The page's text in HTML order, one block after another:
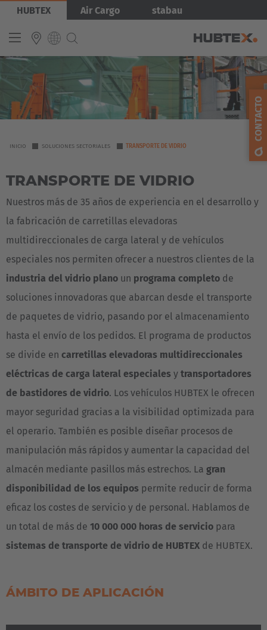
Pasar
contenido
HUBTEX Air Cargo stabau
INTERNATIONAL
English
Español
Imagen
YOU
HERE
INICIO SOLUCIONES SECTORIALES TRANSPORTE DE VIDRIO
TRANSPORTE DE VIDRIO
Nuestros más de 35 años de experiencia en el desarrollo y
la fabricación de carretillas elevadoras
multidireccionales de carga lateral y de vehículos
especiales nos permiten ofrecer a nuestros clientes de la
industria del vidrio plano un programa completo de
soluciones innovadoras que abarcan desde el transporte
de paquetes de vidrio, pasando por el almacenamiento
hasta el envío de los pedidos. El programa de productos
se divide en carretillas elevadoras multidireccionales
eléctricas de carga lateral especiales y transportadores
de bastidores de vidrio. Los vehículos HUBTEX le ofrecen
mayor seguridad gracias a la visibilidad optimizada para
el operario. También es posible diseñar procesos de
manipulación más rápidos y aumentar la capacidad del
almacén mediante pasillos más estrechos. La gran
disponibilidad de los equipos permite reducir de forma
eficaz los costes de servicio y de personal. Hablamos de
un total de más de 10 000 000 horas de servicio para
sistemas de transporte de vidrio de HUBTEX de HUBTEX.
ÁMBITO DE APLICACIÓN
CONTACTO